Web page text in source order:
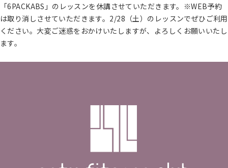
「6PACKABS」のレッスンを休講させていただきます。※WEB予約
は取り消しさせていただきます。2/28（土）のレッスンでぜひご利用
ください。大変ご迷惑をおかけいたしますが、よろしくお願いいたし
ます。